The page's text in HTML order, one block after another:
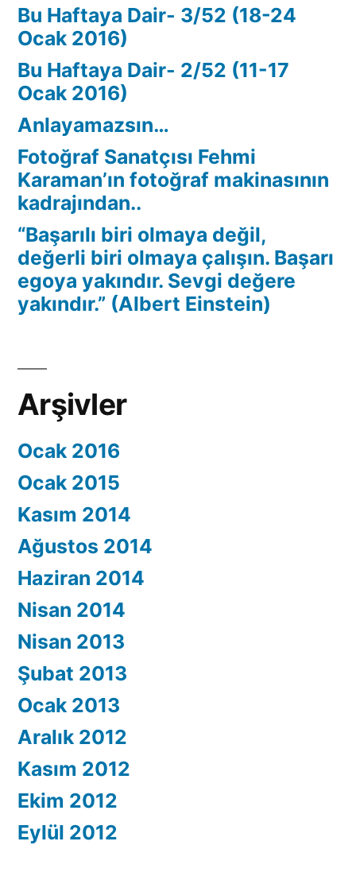
Bu Haftaya Dair- 3/52 (18-24
Ocak 2016)
Bu Haftaya Dair- 2/52 (11-17
Ocak 2016)
Anlayamazsın…
Fotoğraf Sanatçısı Fehmi
Karaman’ın fotoğraf makinasının
kadrajından..
“Başarılı biri olmaya değil,
değerli biri olmaya çalışın. Başarı
egoya yakındır. Sevgi değere
yakındır.” (Albert Einstein)
Arşivler
Ocak 2016
Ocak 2015
Kasım 2014
Ağustos 2014
Haziran 2014
Nisan 2014
Nisan 2013
Şubat 2013
Ocak 2013
Aralık 2012
Kasım 2012
Ekim 2012
Eylül 2012